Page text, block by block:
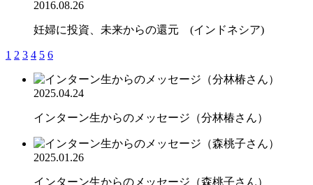
2016.08.26
妊婦に投資、未来からの還元 (インドネシア)
1 2 3 4 5 6
2025.04.24
インターン生からのメッセージ（分林椿さん）
2025.01.26
インターン生からのメッセージ（森桃子さん）